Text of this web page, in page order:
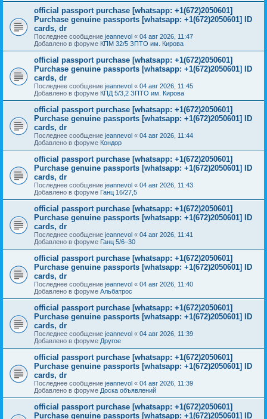
official passport purchase [whatsapp: +1(672)2050601]
Purchase genuine passports [whatsapp: +1(672)2050601] ID
cards, dr
Последнее сообщение jeannevol « 04 авг 2026, 11:47
Добавлено в форуме КПМ 32/5 ЗПТО им. Кирова
official passport purchase [whatsapp: +1(672)2050601]
Purchase genuine passports [whatsapp: +1(672)2050601] ID
cards, dr
Последнее сообщение jeannevol « 04 авг 2026, 11:45
Добавлено в форуме КПД 5/3,2 ЗПТО им. Кирова
official passport purchase [whatsapp: +1(672)2050601]
Purchase genuine passports [whatsapp: +1(672)2050601] ID
cards, dr
Последнее сообщение jeannevol « 04 авг 2026, 11:44
Добавлено в форуме Кондор
official passport purchase [whatsapp: +1(672)2050601]
Purchase genuine passports [whatsapp: +1(672)2050601] ID
cards, dr
Последнее сообщение jeannevol « 04 авг 2026, 11:43
Добавлено в форуме Ганц 16/27,5
official passport purchase [whatsapp: +1(672)2050601]
Purchase genuine passports [whatsapp: +1(672)2050601] ID
cards, dr
Последнее сообщение jeannevol « 04 авг 2026, 11:41
Добавлено в форуме Ганц 5/6–30
official passport purchase [whatsapp: +1(672)2050601]
Purchase genuine passports [whatsapp: +1(672)2050601] ID
cards, dr
Последнее сообщение jeannevol « 04 авг 2026, 11:40
Добавлено в форуме Альбатрос
official passport purchase [whatsapp: +1(672)2050601]
Purchase genuine passports [whatsapp: +1(672)2050601] ID
cards, dr
Последнее сообщение jeannevol « 04 авг 2026, 11:39
Добавлено в форуме Другое
official passport purchase [whatsapp: +1(672)2050601]
Purchase genuine passports [whatsapp: +1(672)2050601] ID
cards, dr
Последнее сообщение jeannevol « 04 авг 2026, 11:39
Добавлено в форуме Доска объявлений
official passport purchase [whatsapp: +1(672)2050601]
Purchase genuine passports [whatsapp: +1(672)2050601] ID